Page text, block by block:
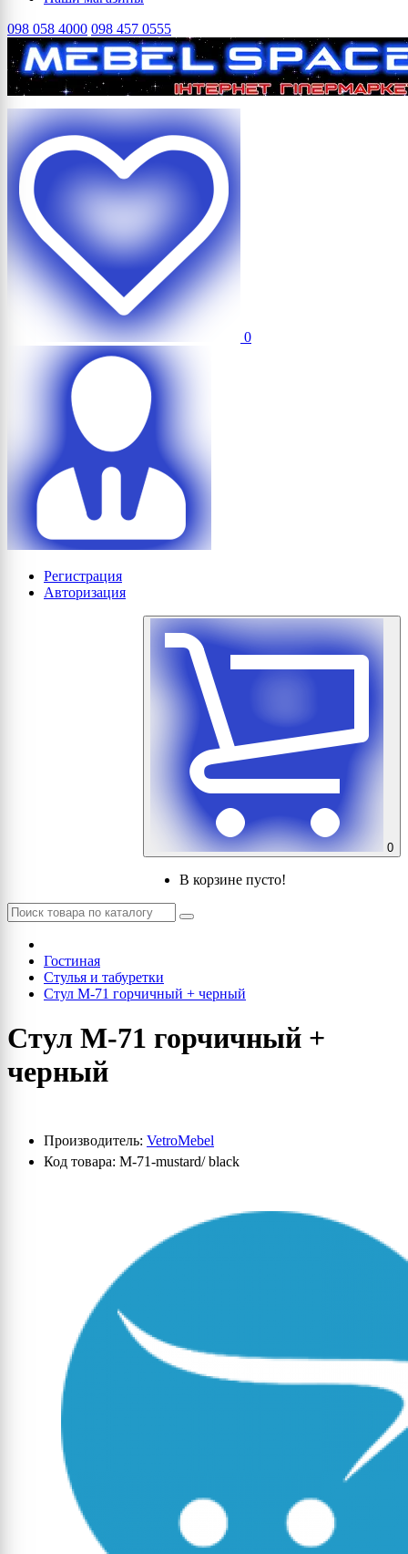
098 058 4000 098 457 0555
0
Регистрация
Авторизация
0
В корзине пусто!
Гостиная
Стулья и табуретки
Cтул M-71 горчичный + черный
Cтул M-71 горчичный +
черный
Производитель: VetroMebel
Код товара: M-71-mustard/ black